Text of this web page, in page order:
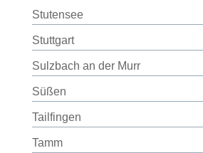
Stutensee
Stuttgart
Sulzbach an der Murr
Süßen
Tailfingen
Tamm